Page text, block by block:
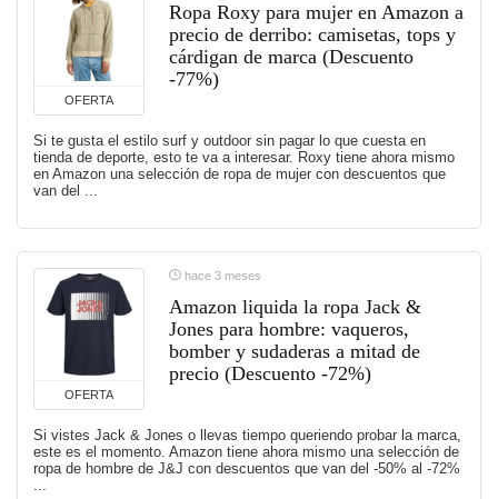
OFERTA
Ropa Roxy para mujer en Amazon a
precio de derribo: camisetas, tops y
cárdigan de marca (Descuento
-77%)
Si te gusta el estilo surf y outdoor sin pagar lo que cuesta en
tienda de deporte, esto te va a interesar. Roxy tiene ahora mismo
en Amazon una selección de ropa de mujer con descuentos que
van del ...
OFERTA
hace 3 meses
Amazon liquida la ropa Jack &
Jones para hombre: vaqueros,
bomber y sudaderas a mitad de
precio (Descuento -72%)
Si vistes Jack & Jones o llevas tiempo queriendo probar la marca,
este es el momento. Amazon tiene ahora mismo una selección de
ropa de hombre de J&J con descuentos que van del -50% al -72%
...